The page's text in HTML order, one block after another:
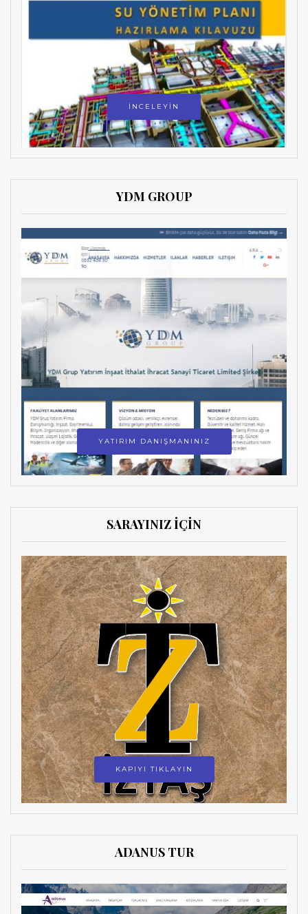
İNCELEYİN
YDM GROUP
YATIRIM DANIŞMANINIZ
SARAYINIZ İÇİN
KAPIYI TIKLAYIN
ADANUS TUR